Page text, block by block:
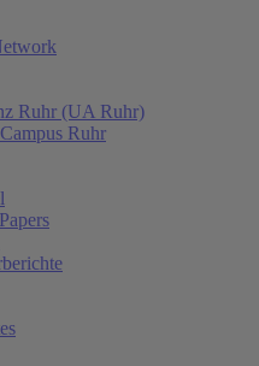
Ruhr (UA Ruhr)
Ruhr